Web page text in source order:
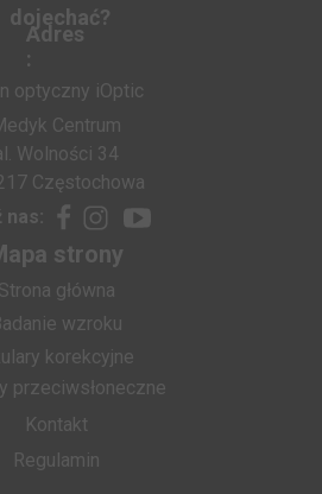
dojechać?
Regulamin
Kontakt
przeciwsłoneczne
korekcyjne
wzroku
strony
Strona główna
nas:
Adres
:
optyczny iOptic
Centrum
Wolności 34
Częstochowa